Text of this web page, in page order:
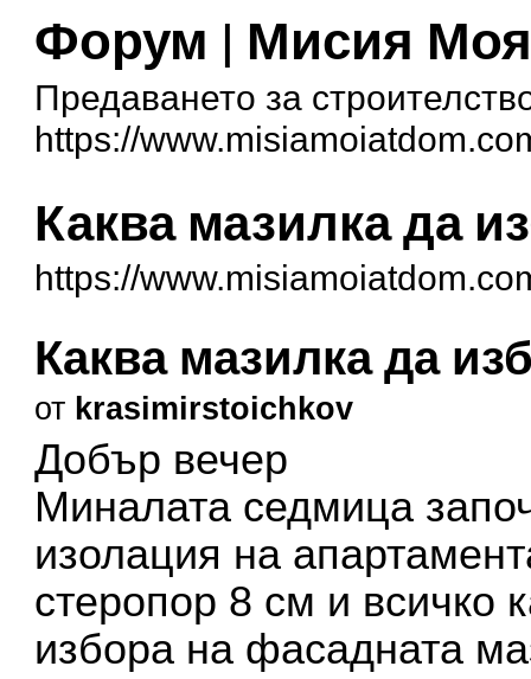
Форум | Мисия
Предаването за
https://
Каква мазилка да
https://
Каква мазилка да
от krasimirstoichkov
Добър вечер
Миналата седмица
изолация на
стеропор 8 см и всичко
избора на фасадната